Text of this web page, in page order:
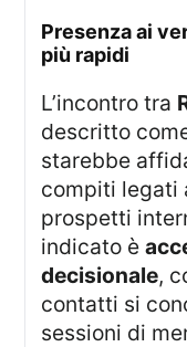
presenza ai vertici e processi decisionali
più rapidi
L’incontro tra
descritto
starebbe
compiti legati
prospetti
indicato è
decisionale,
contatti si
sessioni di